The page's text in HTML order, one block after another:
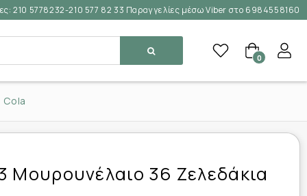
210 5778232-210 577 82 33 Παραγγελίες μέσω Viber στο 6984558160
0
Cola
Μουρουνέλαιο 36 Ζελεδάκια